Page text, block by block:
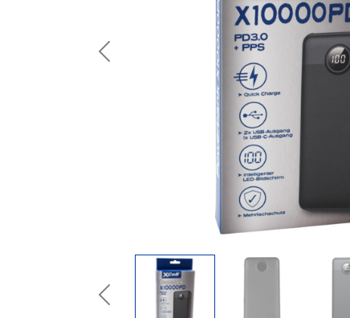
Previous
Previous